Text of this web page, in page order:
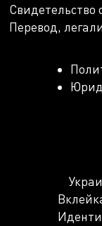
Свидетельство
Перевод,